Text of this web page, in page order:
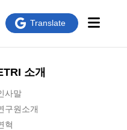
소개
사말
구원소개
혁
Translate